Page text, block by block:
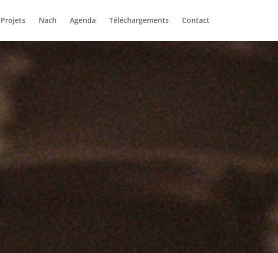
Projets Nach Agenda Téléchargements Contact